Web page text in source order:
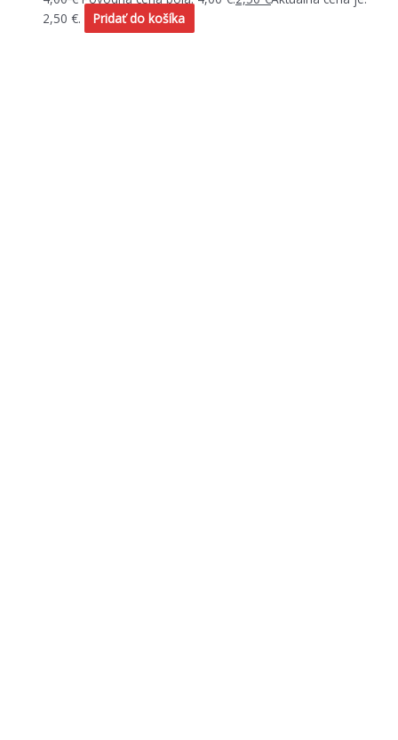
2,50 €.
Pridať do košíka